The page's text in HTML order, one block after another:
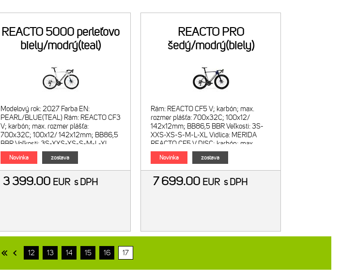
REACTO 5000 perleťovo
biely/modrý(teal)
Modelový rok: 2027 Farba EN:
PEARL/BLUE(TEAL) Rám: REACTO CF3
V; karbón; max. rozmer plášťa:
700x32C; 100x12/ 142x12mm; BB86,5
BBR Veľkosti: 3S-XXS-XS-S-M-L-XL
Vidlica: MERIDA REACTO CF3 V DISC;
Novinka zostava
3 399.00 EUR s DPH
REACTO PRO
šedý/modrý(biely)
Rám: REACTO CF5 V; karbón; max.
rozmer plášťa: 700x32C; 100x12/
142x12mm; BB86,5 BBR Veľkosti: 3S-
XXS-XS-S-M-L-XL Vidlica: MERIDA
REACTO CF5 V DISC; karbón; max.
rozmer plášťa: 700x32C Počet prevodov:
2x12 <
Novinka zostava
7 699.00 EUR s DPH
12 13 14 15 16 17